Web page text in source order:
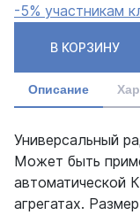
-5% участникам
В КОРЗИНУ
Описание
Универсальный
Может быть
автоматической
агрегатах.